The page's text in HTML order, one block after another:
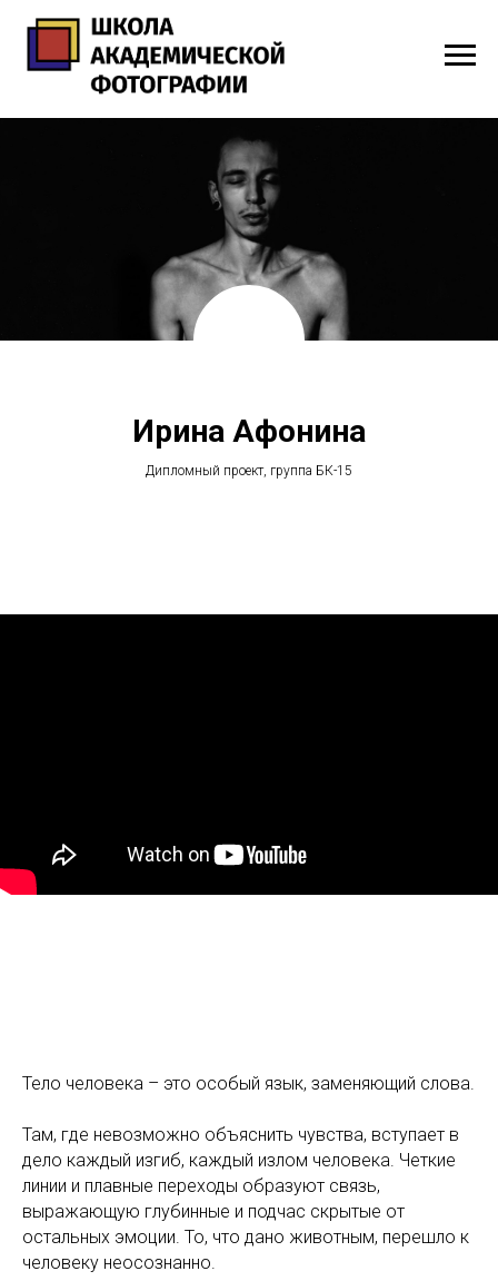
Ирина Афонина
Дипломный проект, группа БК-15
Тело человека – это особый язык, заменяющий слова.
Там, где невозможно объяснить чувства, вступает в
дело каждый изгиб, каждый излом человека. Четкие
линии и плавные переходы образуют связь,
выражающую глубинные и подчас скрытые от
остальных эмоции. То, что дано животным, перешло к
человеку неосознанно.